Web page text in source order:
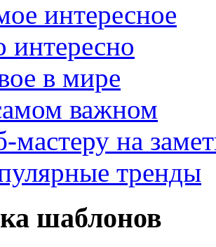
интересное
интересно
в мире
важном
мастеру на
тренды
шаблонов